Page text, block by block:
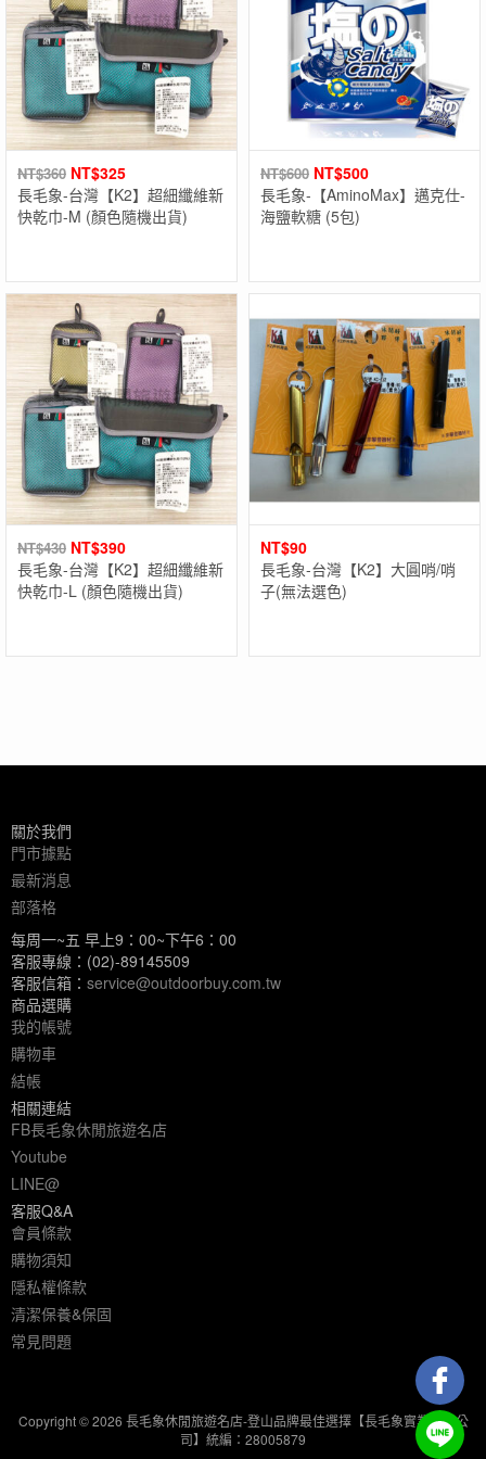
NT$360 NT$325
長毛象-台灣【K2】超細纖維新
快乾巾-M (顏色隨機出貨)
NT$600 NT$500
長毛象-【AminoMax】邁克仕-
海鹽軟糖 (5包)
NT$430 NT$390
長毛象-台灣【K2】超細纖維新
快乾巾-L (顏色隨機出貨)
NT$90
長毛象-台灣【K2】大圓哨/哨
子(無法選色)
關於我們
門市據點
最新消息
部落格
每周一~五 早上9：00~下午6：00
客服專線：(02)-89145509
客服信箱： service@outdoorbuy.com.tw
商品選購
我的帳號
購物車
結帳
相關連結
FB長毛象休閒旅遊名店
Youtube
LINE@
客服Q&A
會員條款
購物須知
隱私權條款
清潔保養&保固
常見問題
Copyright © 2026 長毛象休閒旅遊名店-登山品牌最佳選擇【長毛象實業有限公
司】統編：28005879